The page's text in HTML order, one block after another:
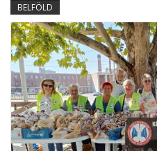
BELFÖLD